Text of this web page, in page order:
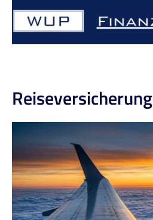
Reiseversicherung